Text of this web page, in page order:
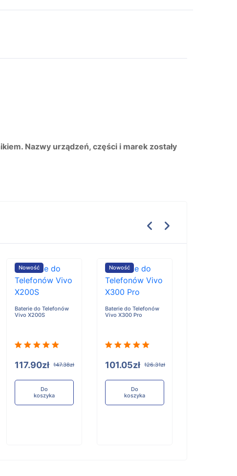
Nazwy urządzeń, części i marek zostały
Nowość
Baterie do Telefonów
Vivo X200S
117.90zł 147.38zł
Do
koszyka
Nowość
Baterie do Telefonów
Vivo X300 Pro
101.05zł 126.31zł
Do
koszyka